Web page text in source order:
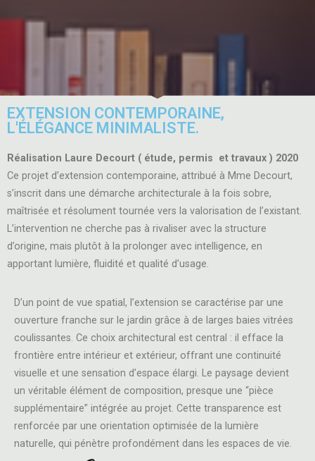
EXTENSION CONTEMPORAINE,
L'ÉLÉGANCE MINIMALISTE.
Réalisation Laure Decourt ( étude, permis et travaux ) 2020
Ce projet d’extension contemporaine, attribué à Mme Decourt,
s’inscrit dans une démarche architecturale à la fois sobre,
maîtrisée et résolument tournée vers la valorisation de l’existant.
L’intervention ne cherche pas à rivaliser avec la structure
d’origine, mais plutôt à la prolonger avec intelligence, en
apportant lumière, fluidité et qualité d’usage.
D’un point de vue spatial, l’extension se caractérise par une
ouverture franche sur le jardin grâce à de larges baies vitrées
coulissantes. Ce choix architectural est central : il efface la
frontière entre intérieur et extérieur, offrant une continuité
visuelle et une sensation d’espace élargi. Le paysage devient
un véritable élément de composition, presque une “pièce
supplémentaire” intégrée au projet. Cette transparence est
renforcée par une orientation optimisée de la lumière
naturelle, qui pénètre profondément dans les espaces de vie.